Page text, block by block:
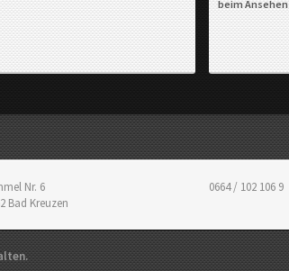
beim Ansehen
Nr. 6
Bad Kreuzen
0664 / 102 106 9